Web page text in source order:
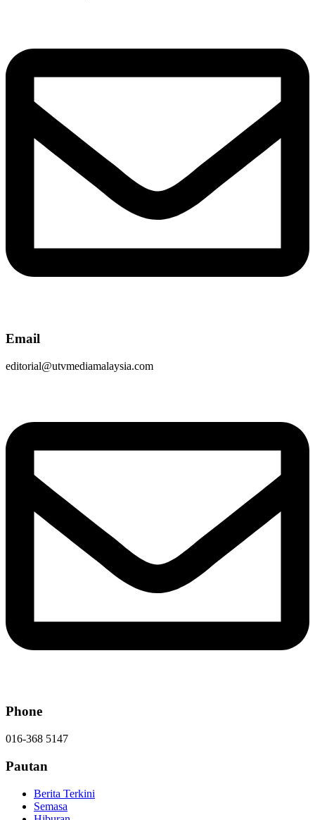
Email
editorial@utvmediamalaysia.com
Phone
016-368 5147
Pautan
Berita Terkini
Semasa